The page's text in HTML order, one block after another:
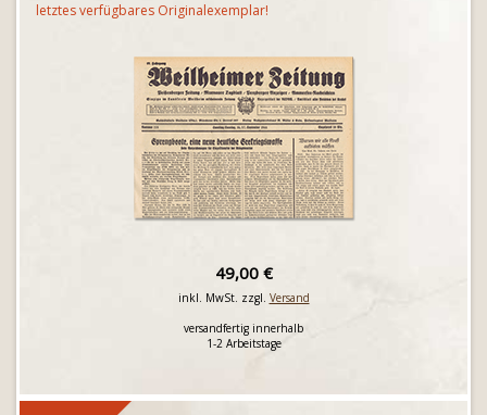
letztes verfügbares Originalexemplar!
49,00 €
inkl. MwSt. zzgl. Versand
versandfertig innerhalb
1-2 Arbeitstage